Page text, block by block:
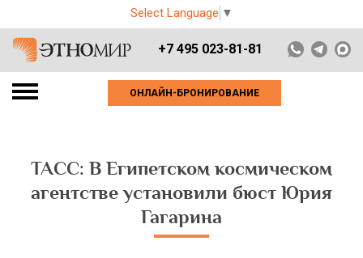
Select Language ▼
+7 495 023-81-81
ОНЛАЙН-БРОНИРОВАНИЕ
ТАСС: В Египетском космическом
агентстве установили бюст Юрия
Гагарина